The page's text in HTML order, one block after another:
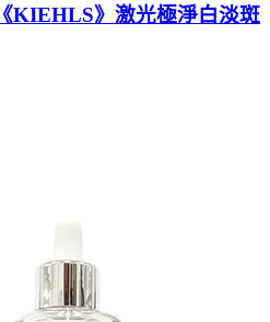
KIEHLS》激光極淨白淡斑